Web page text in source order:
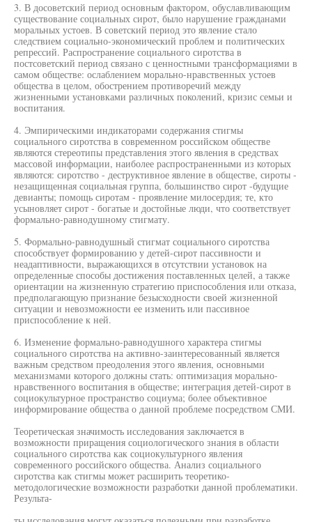
3. В досоветский период основным фактором, обуславливающим
существование социальных сирот, было нарушение гражданами
моральных устоев. В советский период это явление стало
следствием социально-экономический проблем и политических
репрессий. Распространение социального сиротства в
постсоветский период связано с ценностными трансформациями в
самом обществе: ослаблением морально-нравственных устоев
общества в целом, обострением противоречий между
жизненными установками различных поколений, кризис семьи и
воспитания.
4. Эмпирическими индикаторами содержания стигмы
социального сиротства в современном российском обществе
являются стереотипы представления этого явления в средствах
массовой информации, наиболее распространенными из которых
являются: сиротство - деструктивное явление в обществе, сироты -
незащищенная социальная группа, большинство сирот -будущие
девианты; помощь сиротам - проявление милосердия; те, кто
усыновляет сирот - богатые и достойные люди, что соответствует
формально-равнодушному стигмату.
5. Формально-равнодушный стигмат социального сиротства
способствует формированию у детей-сирот пассивности и
неадаптивности, выражающихся в отсутствии установок на
определенные способы достижения поставленных целей, а также
ориентации на жизненную стратегию приспособления или отказа,
предполагающую признание безысходности своей жизненной
ситуации и невозможности ее изменить или пассивное
приспособление к ней.
6. Изменение формально-равнодушного характера стигмы
социального сиротства на активно-заинтересованный является
важным средством преодоления этого явления, основными
механизмами которого должны стать: оптимизация морально-
нравственного воспитания в обществе; интеграция детей-сирот в
социокультурное пространство социума; более объективное
информирование общества о данной проблеме посредством СМИ.
Теоретическая значимость исследования заключается в
возможности приращения социологического знания в области
социального сиротства как социокультурного явления
современного российского общества. Анализ социального
сиротства как стигмы может расширить теоретико-
методологические возможности разработки данной проблематики.
Результа-